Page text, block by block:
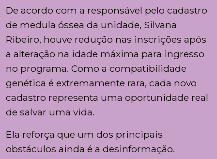
De acordo com a responsável pelo cadastro
de medula óssea da unidade, Silvana
Ribeiro, houve redução nas inscrições após
a alteração na idade máxima para ingresso
no programa. Como a compatibilidade
genética é extremamente rara, cada novo
cadastro representa uma oportunidade real
de salvar uma vida.
Ela reforça que um dos principais
obstáculos ainda é a desinformação.